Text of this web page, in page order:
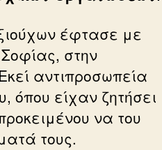
έφτασε με
στην
αντιπροσωπεία
όπου είχαν ζητήσει
να του
τους.